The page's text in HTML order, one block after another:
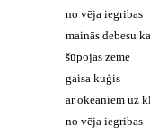
no vēja iegribas
mainās debesu
šūpojas zeme
gaisa kuģis
ar okeāniem uz
no vēja iegribas